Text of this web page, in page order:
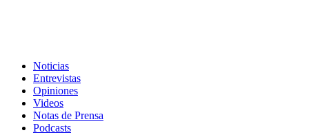
Noticias
Entrevistas
Opiniones
Videos
Notas de Prensa
Podcasts